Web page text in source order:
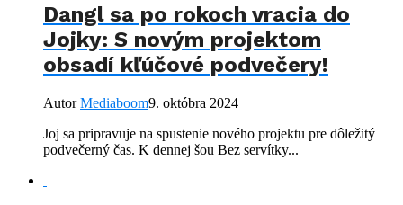
Dangl sa po rokoch vracia do
Jojky: S novým projektom
obsadí kľúčové podvečery!
AutorMediaboom9. októbra 2024
Joj sa pripravuje na spustenie nového projektu pre dôležitý
podvečerný čas. K dennej šou Bez servítky...